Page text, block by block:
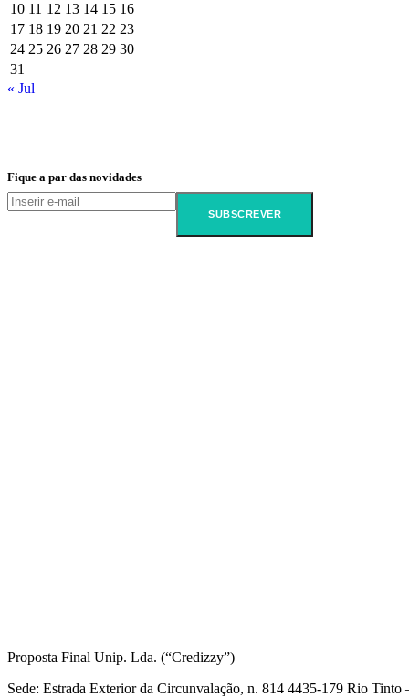
10 11 12 13 14 15 16
17 18 19 20 21 22 23
24 25 26 27 28 29 30
31
« Jul
Fique a par das novidades
Proposta Final Unip. Lda. (“Credizzy”)
Sede: Estrada Exterior da Circunvalação, n. 814 4435-179 Rio Tinto